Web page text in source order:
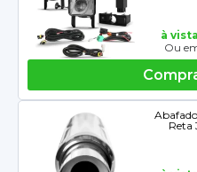
à
Ou
Reta